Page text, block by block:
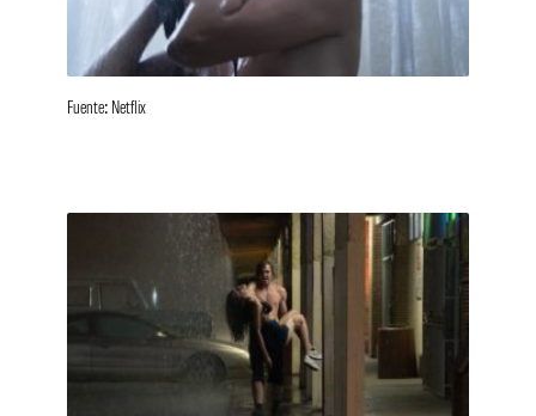
Fuente: Netflix